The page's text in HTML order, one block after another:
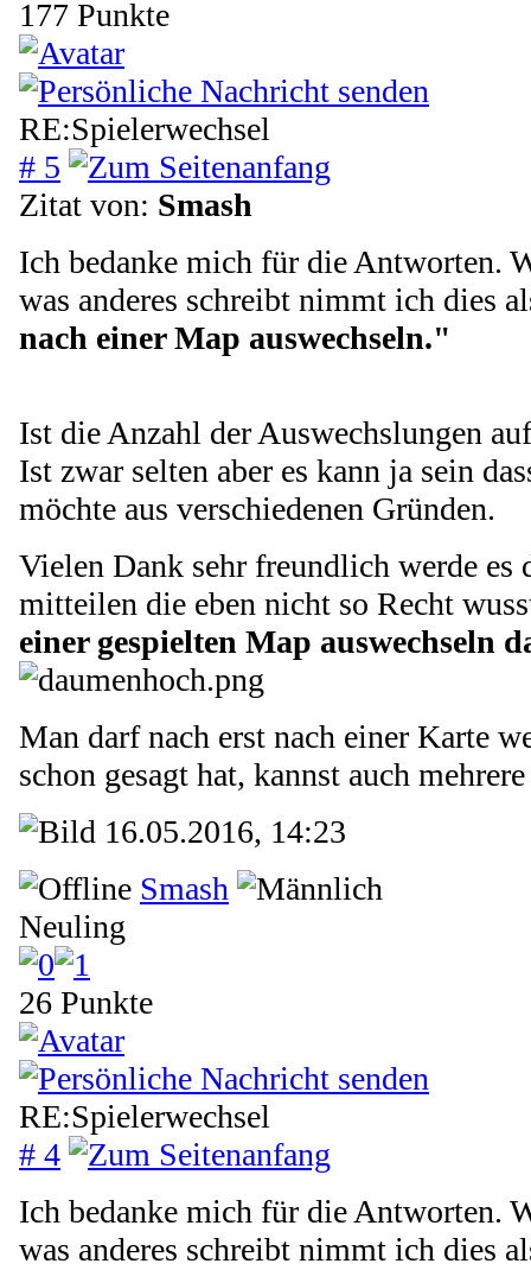
177 Punkte
RE:Spielerwechsel
# 5
Zitat von: Smash
Ich bedanke mich für die Antworten.
was anderes schreibt nimmt ich dies
nach einer Map auswechseln."
Ist die Anzahl der Auswechslungen
Ist zwar selten aber es kann ja sein
möchte aus verschiedenen Gründen.
Vielen Dank sehr freundlich werde es
mitteilen die eben nicht so Recht
einer gespielten Map auswechseln
Man darf nach erst nach einer Karte
schon gesagt hat, kannst auch
16.05.2016, 14:23
Smash
Neuling
26 Punkte
RE:Spielerwechsel
# 4
Ich bedanke mich für die Antworten.
was anderes schreibt nimmt ich dies